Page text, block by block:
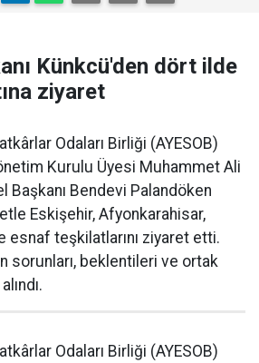
Künkcü'den dört ilde
ziyaret
Odaları Birliği (AYESOB)
Kurulu Üyesi Muhammet Ali
Başkanı Bendevi Palandöken
Eskişehir, Afyonkarahisar,
esnaf teşkilatlarını ziyaret etti.
sorunları, beklentileri ve ortak
Odaları Birliği (AYESOB)